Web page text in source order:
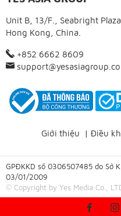
Unit B, 13/F., Seabright
Hong Kong, China.
+852 6662 8609
Giới thiệu | Điều
GPĐKKD số 0306507485 do Sở
03/01/2009
© Copyright by Yes Media Co.,